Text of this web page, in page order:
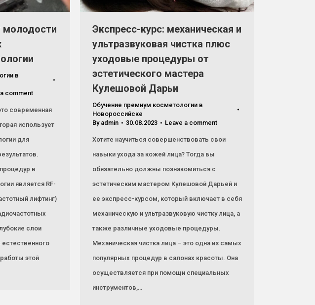
молодости
в
comment
современная
использует
для
в
является RF-
лифтинг)
слои
этой
Экспресс-курс: механическая и
ультразвуковая чистка плюс
уходовые процедуры от
эстетического мастера
Кулешовой Дарьи
Обучение премиум косметологии в
Новороссийске
By admin 30.08.2023 Leave a comment
Хотите научиться совершенствовать свои
навыки ухода за кожей лица? Тогда вы
обязательно должны познакомиться с
эстетическим мастером Кулешовой Дарьей и
ее экспресс-курсом, который включает в себя
механическую и ультразвуковую чистку лица, а
также различные уходовые процедуры.
Механическая чистка лица – это одна из самых
популярных процедур в салонах красоты. Она
осуществляется при помощи специальных
инструментов,…